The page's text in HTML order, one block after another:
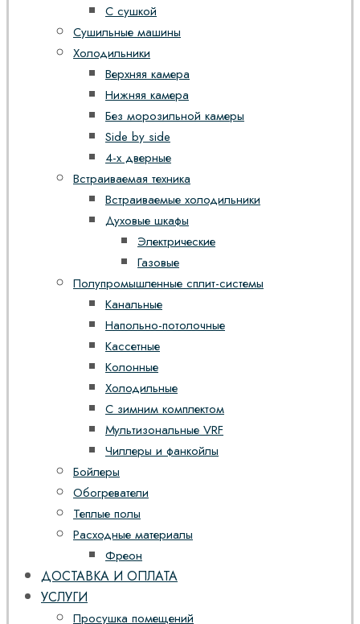
С сушкой
Сушильные машины
Холодильники
Верхняя камера
Нижняя камера
Без морозильной камеры
Side by side
4-х дверные
Встраиваемая техника
Встраиваемые холодильники
Духовые шкафы
Электрические
Газовые
Полупромышленные сплит-системы
Канальные
Напольно-потолочные
Кассетные
Колонные
Холодильные
С зимним комплектом
Мультизональные VRF
Чиллеры и фанкойлы
Бойлеры
Обогреватели
Теплые полы
Расходные материалы
Фреон
ДОСТАВКА И ОПЛАТА
УСЛУГИ
Просушка помещений